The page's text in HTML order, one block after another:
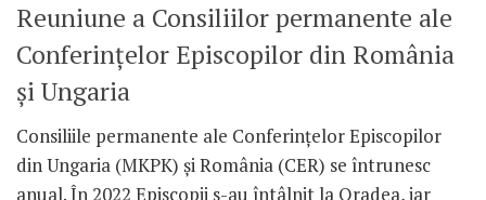
Reuniune a Consiliilor permanente ale
Conferințelor Episcopilor din România
și Ungaria
Consiliile permanente ale Conferințelor Episcopilor
din Ungaria (MKPK) și România (CER) se întrunesc
anual. În 2022 Episcopii s-au întâlnit la Oradea, iar